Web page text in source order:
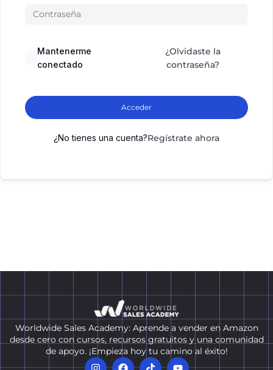
Mantenerme
conectado
¿Olvidaste la
contraseña?
Acceder
¿No tienes una cuenta?Regístrate ahora
Worldwide Sales Academy: Aprende a vender en Amazon
desde cero con cursos, recursos gratuitos y una comunidad
de apoyo. ¡Empieza hoy tu camino al éxito!